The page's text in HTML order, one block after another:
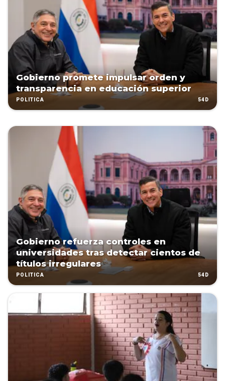
Gobierno promete impulsar orden y
transparencia en educación superior
POLÍTICA 54D
Gobierno refuerza controles en
universidades tras detectar cientos de
títulos irregulares
POLÍTICA 54D